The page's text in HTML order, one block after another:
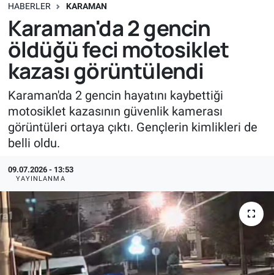
HABERLER KARAMAN
Karaman'da 2 gencin
öldüğü feci motosiklet
kazası görüntülendi
Karaman'da 2 gencin hayatını kaybettiği
motosiklet kazasının güvenlik kamerası
görüntüleri ortaya çıktı. Gençlerin kimlikleri de
belli oldu.
09.07.2026 - 13:53
YAYINLANMA
Süper Lig Puan Durumu ve Fikstür
Tüm Manşetler
Son Dakika Haberleri
Haber Arşivi